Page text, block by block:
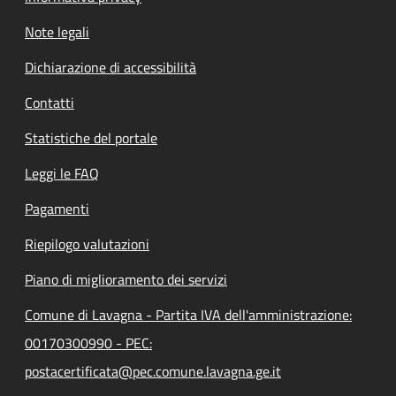
Note legali
Dichiarazione di accessibilità
Contatti
Statistiche del portale
Leggi le FAQ
Pagamenti
Riepilogo valutazioni
Piano di miglioramento dei servizi
Comune di Lavagna - Partita IVA dell'amministrazione:
00170300990 - PEC:
postacertificata@pec.comune.lavagna.ge.it